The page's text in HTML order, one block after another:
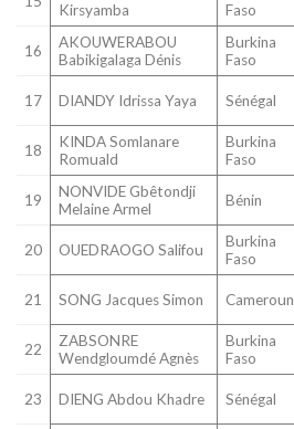
Kirsyamba
Faso
16
AKOUWERABOU
Babikigalaga Dénis
Burkina
Faso
17 DIANDY Idrissa Yaya Sénégal
18
KINDA Somlanare
Romuald
Burkina
Faso
19
NONVIDE Gbêtondji
Melaine Armel
Bénin
20 OUEDRAOGO Salifou
Burkina
Faso
21 SONG Jacques Simon Cameroun
22
ZABSONRE
Wendgloumdé Agnès
Burkina
Faso
23 DIENG Abdou Khadre Sénégal